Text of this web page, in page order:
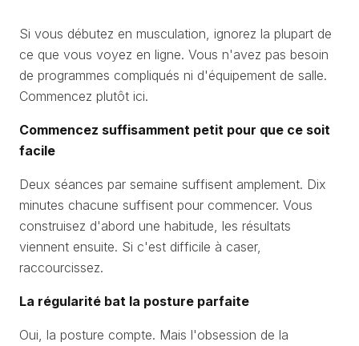
Si vous débutez en musculation, ignorez la plupart de
ce que vous voyez en ligne. Vous n'avez pas besoin
de programmes compliqués ni d'équipement de salle.
Commencez plutôt ici.
Commencez suffisamment petit pour que ce soit
facile
Deux séances par semaine suffisent amplement. Dix
minutes chacune suffisent pour commencer. Vous
construisez d'abord une habitude, les résultats
viennent ensuite. Si c'est difficile à caser,
raccourcissez.
La régularité bat la posture parfaite
Oui, la posture compte. Mais l'obsession de la